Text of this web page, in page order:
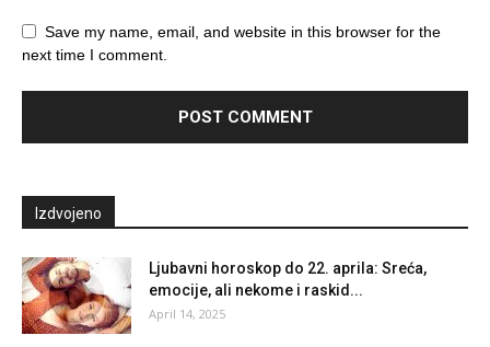
Save my name, email, and website in this browser for the
next time I comment.
Izdvojeno
Ljubavni horoskop do 22. aprila: Sreća,
emocije, ali nekome i raskid...
April 14, 2025